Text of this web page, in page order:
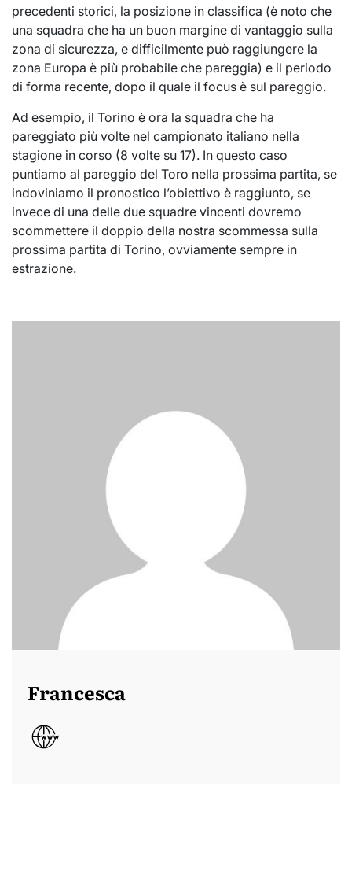
precedenti storici, la posizione in classifica (è noto che
una squadra che ha un buon margine di vantaggio sulla
zona di sicurezza, e difficilmente può raggiungere la
zona Europa è più probabile che pareggia) e il periodo
di forma recente, dopo il quale il focus è sul pareggio.
Ad esempio, il Torino è ora la squadra che ha
pareggiato più volte nel campionato italiano nella
stagione in corso (8 volte su 17). In questo caso
puntiamo al pareggio del Toro nella prossima partita, se
indoviniamo il pronostico l’obiettivo è raggiunto, se
invece di una delle due squadre vincenti dovremo
scommettere il doppio della nostra scommessa sulla
prossima partita di Torino, ovviamente sempre in
estrazione.
Francesca